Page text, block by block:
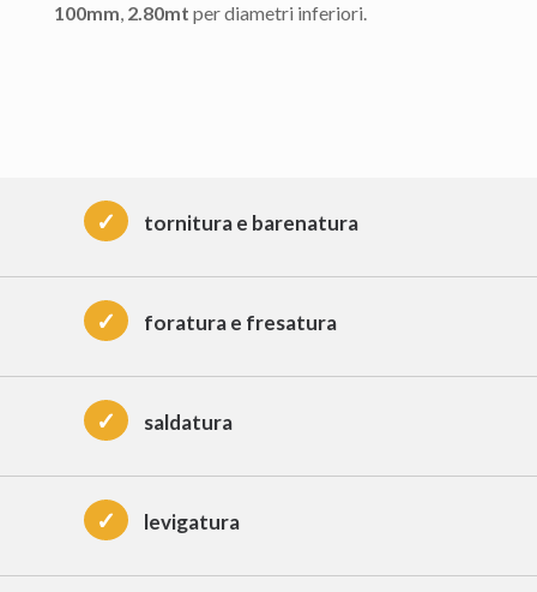
100mm, 2.80mt per diametri inferiori.
✓ tornitura e barenatura
✓ foratura e fresatura
✓ saldatura
✓ levigatura